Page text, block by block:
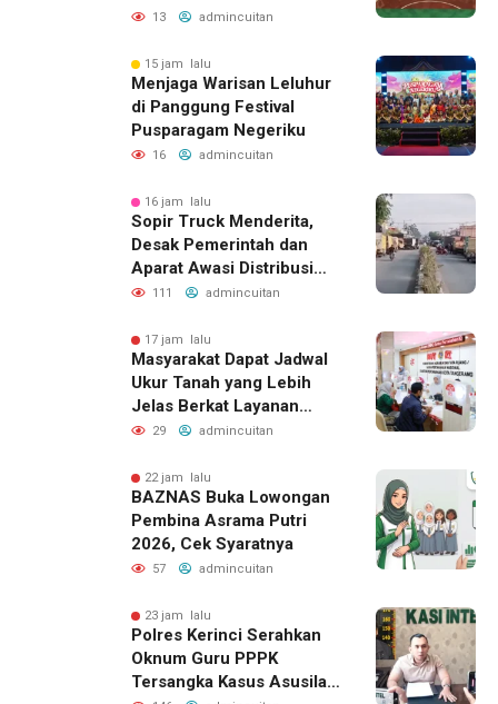
Judol
13 admincuitan
15 jam lalu
Menjaga Warisan Leluhur
di Panggung Festival
Pusparagam Negeriku
16 admincuitan
16 jam lalu
Sopir Truck Menderita,
Desak Pemerintah dan
Aparat Awasi Distribusi
Solar
111 admincuitan
17 jam lalu
Masyarakat Dapat Jadwal
Ukur Tanah yang Lebih
Jelas Berkat Layanan
Pengukuran Terjadwal
29 admincuitan
22 jam lalu
BAZNAS Buka Lowongan
Pembina Asrama Putri
2026, Cek Syaratnya
57 admincuitan
23 jam lalu
Polres Kerinci Serahkan
Oknum Guru PPPK
Tersangka Kasus Asusila